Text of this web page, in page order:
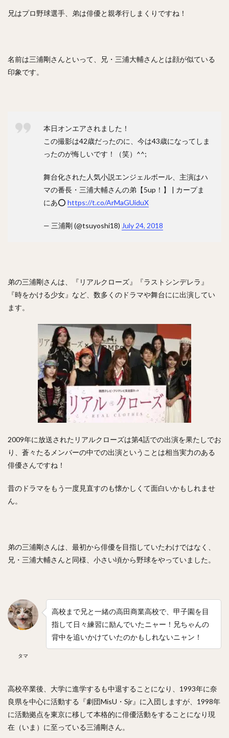
兄はプロ野球選手、弟は俳優と親孝行しまくりですね！
名前は三浦剛さんといって、兄・三浦大輔さんとは顔が似ている
印象です。
本日オンエアされました！
この撮影は42歳だったのに、今は43歳になってしま
ったのが悔しいです！（笑）^^;
舞台化された人気小説エンジェルボール、主演はハ
マの番長・三浦大輔さんの弟【5up！】 | カープま
にあ⭕ https://t.co/ArMaGUiduX
— 三浦剛 (@tsuyoshi18) July 24, 2018
弟の三浦剛さんは、『リアルクローズ』『ラストシンデレラ』
『時をかける少女』など、数多くのドラマや舞台にに出演してい
ます。
2009年に放送されたリアルクローズは第4話での出演を果たしでお
り、蒼々たるメンバーの中での出演ということは相当実力のある
俳優さんですね！
昔のドラマをもう一度見直すのも懐かしくて面白いかもしれませ
ん。
弟の三浦剛さんは、最初から俳優を目指していたわけではなく、
兄・三浦大輔さんと同様、小さい頃から野球をやっていました。
タマ
高校まで兄と一緒の高田商業高校で、甲子園を目
指して日々練習に励んでいたニャー！兄ちゃんの
背中を追いかけていたのかもしれないニャン！
高校卒業後、大学に進学するも中退することになり、1993年に奈
良県を中心に活動する『劇団MisU・Sjr』に入団しますが、1998年
に活動拠点を東京に移して本格的に俳優活動をすることになり現
在（いま）に至っている三浦剛さん。